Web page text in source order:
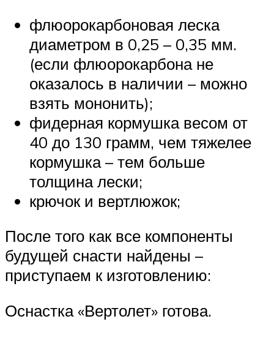
флюорокарбоновая леска
диаметром в 0,25 – 0,35 мм.
(если флюорокарбона не
оказалось в наличии – можно
взять мононить);
фидерная кормушка весом от
40 до 130 грамм, чем тяжелее
кормушка – тем больше
толщина лески;
крючок и вертлюжок;
После того как все компоненты
будущей снасти найдены –
приступаем к изготовлению:
Оснастка «Вертолет» готова.